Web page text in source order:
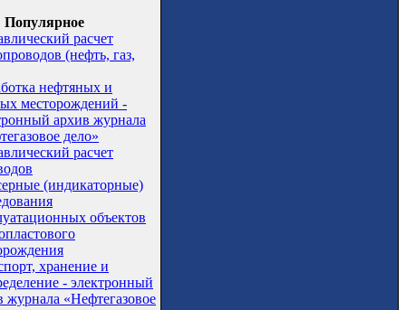
Популярное
расчет
(нефть, газ,
нефтяных и
месторождений -
архив журнала
дело»
расчет
(индикаторные)
объектов
хранение и
- электронный
журнала «Нефтегазовое